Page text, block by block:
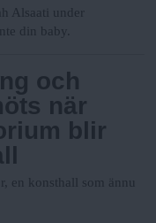
Alsaati under
din baby.
och
när
blir
en konsthall som ännu